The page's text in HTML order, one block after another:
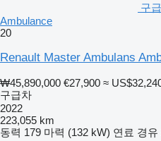
구
Ambulance
20
Renault Master Ambulans
₩45,890,000 €27,900 ≈
구급차
2022
223,055 km
동력 179 마력 (132 kW) 연료 경유